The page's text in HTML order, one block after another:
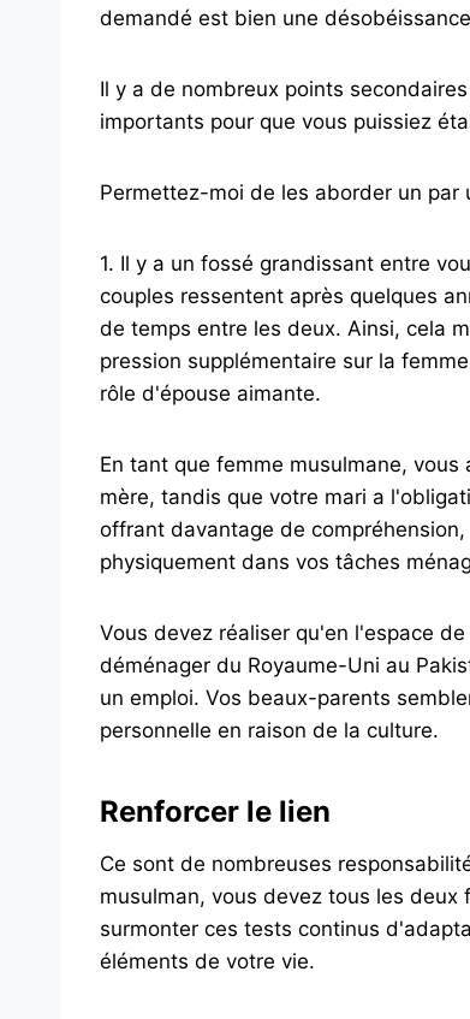
demandé est bien une
Il y a de nombreux points
importants pour que vous puissiez
Permettez-moi de les aborder un par
1. Il y a un fossé grandissant entre
couples ressentent après quelques
de temps entre les deux. Ainsi, cela
pression supplémentaire sur la
rôle d'épouse aimante.
En tant que femme musulmane,
mère, tandis que votre mari a
offrant davantage de
physiquement dans vos tâches
Vous devez réaliser qu'en l'espace
déménager du Royaume-Uni au
un emploi. Vos beaux-parents
personnelle en raison de la culture.
Renforcer le lien
Ce sont de nombreuses
musulman, vous devez tous les
surmonter ces tests continus
éléments de votre vie.